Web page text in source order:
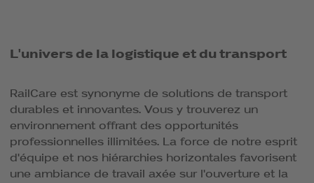
L'univers de la logistique et du transport
RailCare est synonyme de solutions de transport
durables et innovantes. Vous y trouverez un
environnement offrant des opportunités
professionnelles illimitées. La force de notre esprit
d'équipe et nos hiérarchies horizontales favorisent
une ambiance de travail axée sur l'ouverture et la